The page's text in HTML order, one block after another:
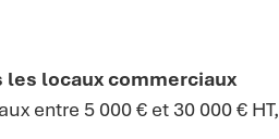
les locaux commerciaux
entre 5 000 € et 30 000 € HT,